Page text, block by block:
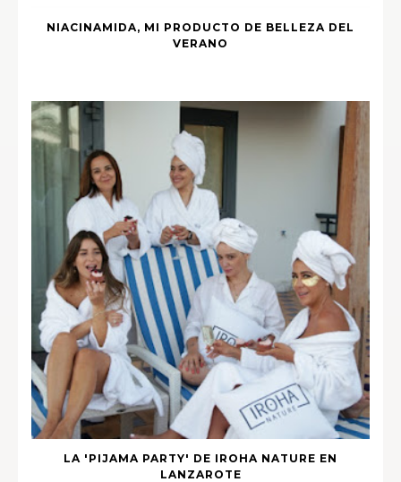
NIACINAMIDA, MI PRODUCTO DE BELLEZA DEL
VERANO
LA 'PIJAMA PARTY' DE IROHA NATURE EN
LANZAROTE